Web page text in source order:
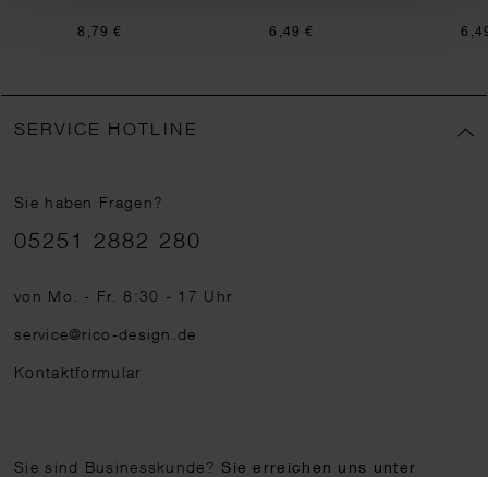
8,79 € 6,49 €
SERVICE HOTLINE
Sie haben Fragen?
Telefonnummer
05251 2882 280
von Mo. - Fr. 8:30 - 17 Uhr
service@rico-design.de
Kontaktformular
Sie sind Businesskunde?Sie erreichen uns unter